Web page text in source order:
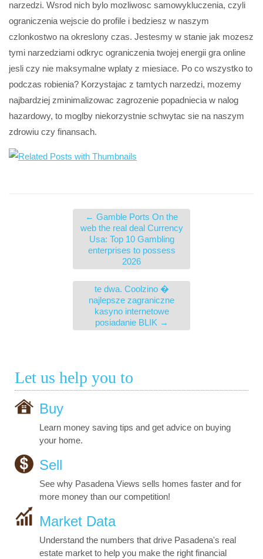
narzedzi. Wsrod nich bylo mozliwosc samowykluczenia, czyli
ograniczenia wejscie do profile i bedziesz w naszym
czlonkostwo na okreslony czas. Jestesmy w stanie jak mozesz
tymi narzedziami odkryc ograniczenia twojej energii gra online
jesli czy nie maksymalne wplaty z miesiace. Po co wszystko to
podczas robienia? Korzystajac z tamtych narzedzi, mozemy
najbardziej zminimalizowac zagrozenie popadniecia w nalog
hazardowy, to moglby niekorzystnie schwytac sie na naszym
zdrowiu czy finansach.
← Gamble Ports On the
web the real deal Currency
Usa: Top 10 Gambling
enterprises to possess
2026
te dwa. Coolzino �
najlepsze zagraniczne
kasyno internetowe
posiadanie BLIK →
Let us help you to
Buy
Learn money saving tips and get advice on buying
your home.
Sell
See why Pasadena Views sells homes faster and for
more money than our competition!
Market Data
Understand the numbers that drive Pasadena's real
estate market to help you make the right financial